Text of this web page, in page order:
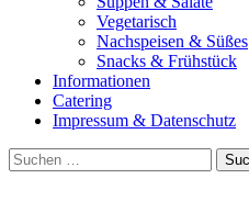
Vegetarisch
Nachspeisen & Süßes
Snacks & Frühstück
Informationen
Catering
Impressum & Datenschutz
Suche
nach: